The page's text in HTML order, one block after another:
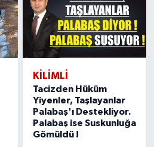
KILIMLI
Tacizden Hüküm
Yiyenler, Taşlayanlar
Palabaş'ı Destekliyor.
Palabaş ise Suskunluğa
Gömüldü !